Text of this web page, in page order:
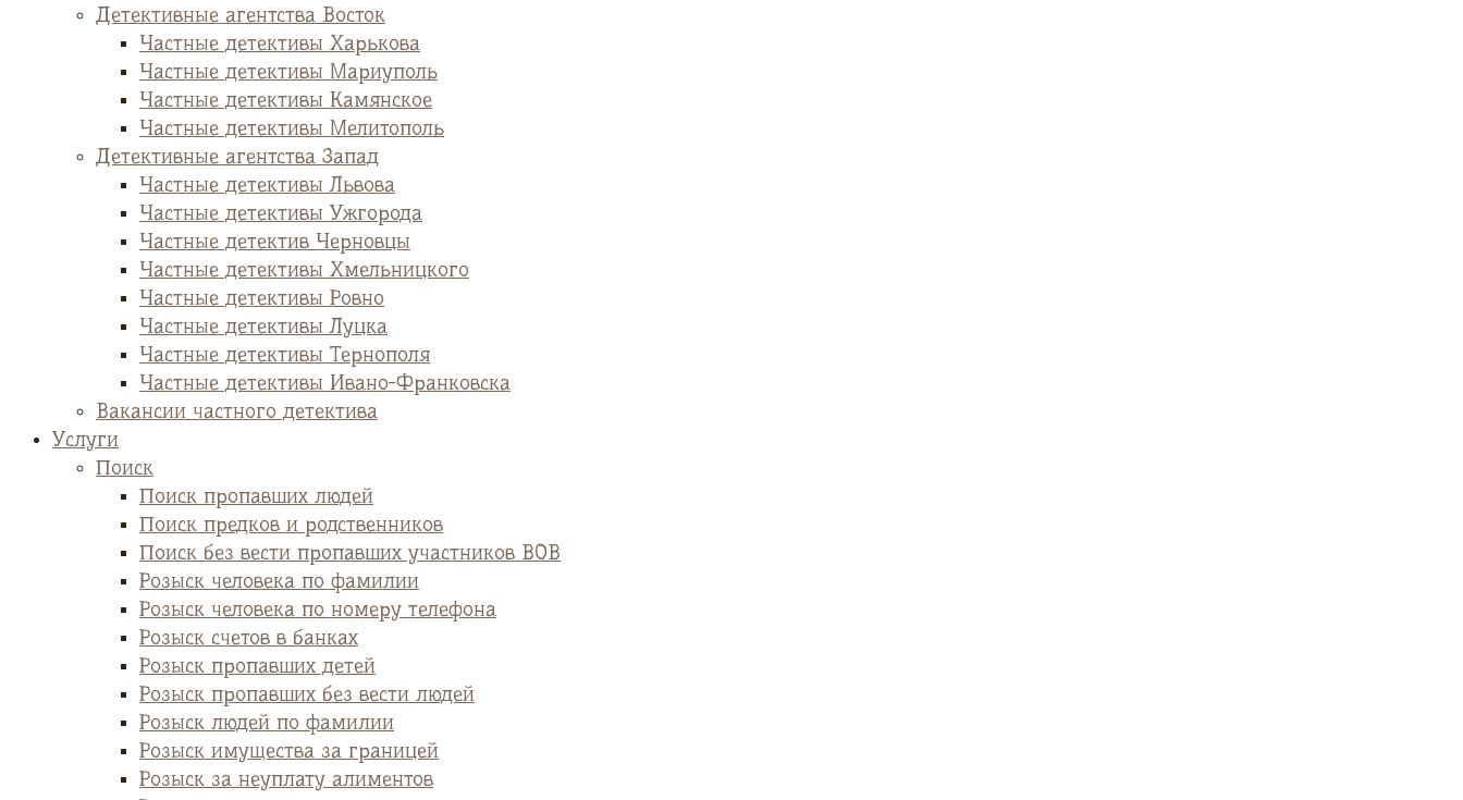
Детективные агентства Восток
Частные детективы Харькова
Частные детективы Мариуполь
Частные детективы Камянское
Частные детективы Мелитополь
Детективные агентства Запад
Частные детективы Львова
Частные детективы Ужгорода
Частные детектив Черновцы
Частные детективы Хмельницкого
Частные детективы Ровно
Частные детективы Луцка
Частные детективы Тернополя
Частные детективы Ивано-Франковска
Вакансии частного детектива
Услуги
Поиск
Поиск пропавших людей
Поиск предков и родственников
Поиск без вести пропавших участников ВОВ
Розыск человека по фамилии
Розыск человека по номеру телефона
Розыск счетов в банках
Розыск пропавших детей
Розыск пропавших без вести людей
Розыск людей по фамилии
Розыск имущества за границей
Розыск за неуплату алиментов